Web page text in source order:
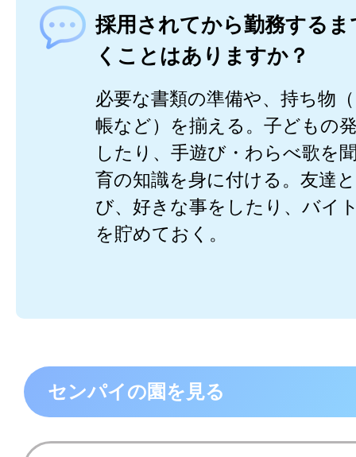
採用されてから勤務する
くことはありますか？
必要な書類の準備や、持ち物
帳など）を揃える。子どもの
したり、手遊び・わらべ歌を
育の知識を身に付ける。友達
び、好きな事をしたり、バイ
を貯めておく。
センパイの園を見る